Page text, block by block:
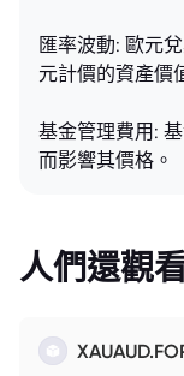
匯率波動: 歐元
元計價的資產價
基金管理費用:
而影響其價格。
人們還觀